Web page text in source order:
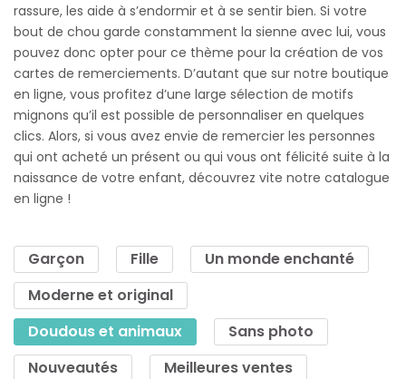
rassure, les aide à s’endormir et à se sentir bien. Si votre
bout de chou garde constamment la sienne avec lui, vous
pouvez donc opter pour ce thème pour la création de vos
cartes de remerciements. D’autant que sur notre boutique
en ligne, vous profitez d’une large sélection de motifs
mignons qu’il est possible de personnaliser en quelques
clics. Alors, si vous avez envie de remercier les personnes
qui ont acheté un présent ou qui vous ont félicité suite à la
naissance de votre enfant, découvrez vite notre catalogue
en ligne !
Garçon Fille
Un monde enchanté
Moderne et original
Doudous et animaux
Sans photo
Nouveautés
Meilleures ventes